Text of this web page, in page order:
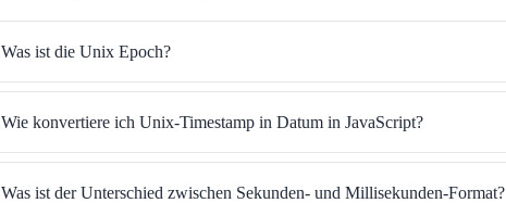
Was ist die Unix Epoch?
Wie konvertiere ich Unix-Timestamp in Datum in JavaScript?
Was ist der Unterschied zwischen Sekunden- und Millisekunden-Format?